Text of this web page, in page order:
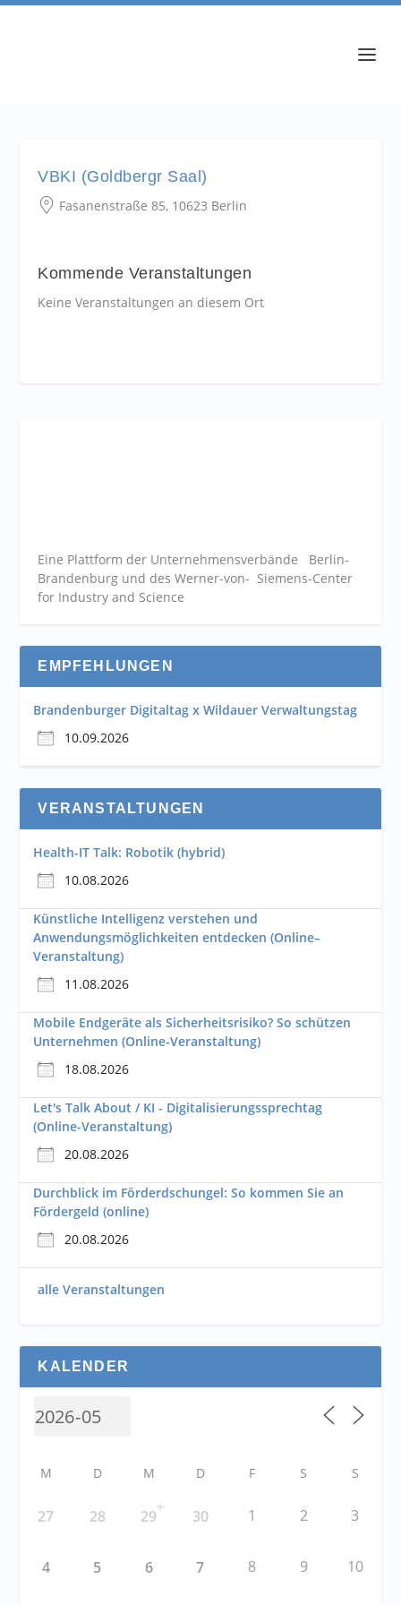
VBKI (Goldbergr Saal)
Fasanenstraße 85, 10623 Berlin
Kommende Veranstaltungen
Keine Veranstaltungen an diesem Ort
Eine Plattform der Unternehmensverbände Berlin-
Brandenburg und des Werner-von- Siemens-Center
for Industry and Science
EMPFEHLUNGEN
Brandenburger Digitaltag x Wildauer Verwaltungstag
10.09.2026
VERANSTALTUNGEN
Health-IT Talk: Robotik (hybrid)
10.08.2026
Künstliche Intelligenz verstehen und
Anwendungsmöglichkeiten entdecken (Online–
Veranstaltung)
11.08.2026
Mobile Endgeräte als Sicherheitsrisiko? So schützen
Unternehmen (Online-Veranstaltung)
18.08.2026
Let's Talk About / KI - Digitalisierungssprechtag
(Online-Veranstaltung)
20.08.2026
Durchblick im Förderdschungel: So kommen Sie an
Fördergeld (online)
20.08.2026
alle Veranstaltungen
KALENDER
M D M D F S S
27 28 29
+
30 1 2 3
4 5 6 7 8 9 10